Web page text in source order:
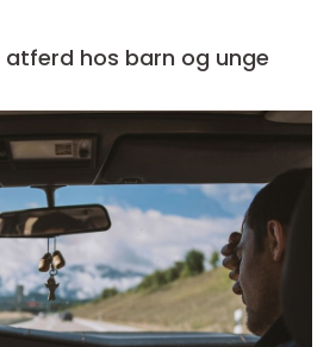
atferd hos barn og unge